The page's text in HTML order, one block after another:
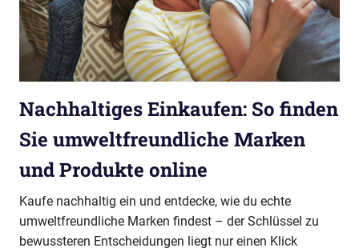
Nachhaltiges Einkaufen: So finden
Sie umweltfreundliche Marken
und Produkte online
Kaufe nachhaltig ein und entdecke, wie du echte
umweltfreundliche Marken findest – der Schlüssel zu
bewussteren Entscheidungen liegt nur einen Klick